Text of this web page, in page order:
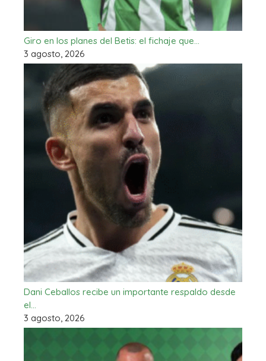
Giro en los planes del Betis: el fichaje que…
3 agosto, 2026
Dani Ceballos recibe un importante respaldo desde
el…
3 agosto, 2026